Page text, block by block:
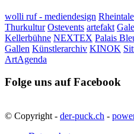
wolli ruf - mediendesign
Thurkultur Ostevents artefakt
Kellerbühne NEXTEX Palais
Gallen Künstlerarchiv KINOK
ArtAgenda
Folge uns auf Facebook
© Copyright - der-puck.ch -